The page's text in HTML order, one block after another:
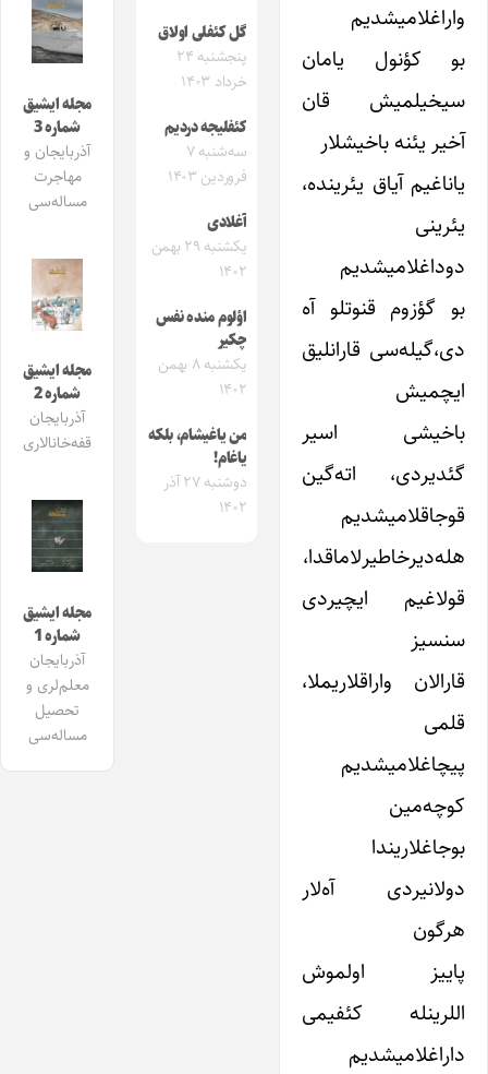
واراغلامیشدیم
بو کؤنول یامان
سیخیلمیش قان
آخیر یئنه باخیشلار
یاناغیم آیاق یئرینده،
یئرینی
دوداغلامیشدیم
بو گؤزوم قنوتلو آه
دی،گیله‌سی قارانلیق
ایچمیش
باخیشی اسیر
گئدیردی، اته‌گین
قوجاقلامیشدیم
هله‌دیرخاطیرلاماقدا،
قولاغیم ایچیردی
سنسیز
قارالان واراقلاریملا،
قلمی
پیچاغلامیشدیم
کوچه‌مین
بوجاغلاریندا
دولانیردی آه‌لار
هرگون
پاییز اولموش
اللرینله کئفیمی
داراغلامیشدیم
گل کئفلی اولاق
پنجشنبه ۲۴
خرداد ۱۴۰۳
کئفلیجه دردیم
سه‌شنبه ۷
فروردین ۱۴۰۳
آغلادی
یکشنبه ۲۹ بهمن
۱۴۰۲
اؤلوم منده نفس
چکیر
یکشنبه ۸ بهمن
۱۴۰۲
من یاغیشام، بلکه
یاغام!
دوشنبه ۲۷ آذر
۱۴۰۲
مجله ایشیق
شماره 3
آذربایجان و
مهاجرت
مساله‌سی
مجله ایشیق
شماره 2
آذربایجان
قفه‌خانالاری
مجله ایشیق
شماره 1
آذربایجان
معلم‌لری و
تحصیل
مساله‌سی